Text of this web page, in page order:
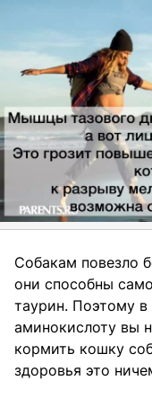
Собакам повезло
они способны
таурин. Поэтому
аминокислоту вы
кормить кошку
здоровья это